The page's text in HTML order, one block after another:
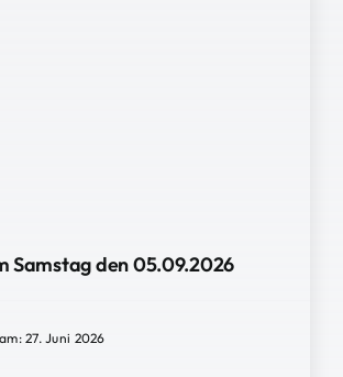
Samstag den 05.09.2026
27. Juni 2026